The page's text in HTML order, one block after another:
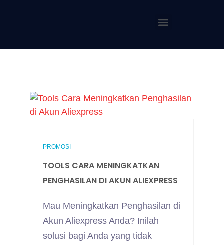
PROMOSI
TOOLS CARA MENINGKATKAN
PENGHASILAN DI AKUN ALIEXPRESS
Mau Meningkatkan Penghasilan di
Akun Aliexpress Anda? Inilah
solusi bagi Anda yang tidak